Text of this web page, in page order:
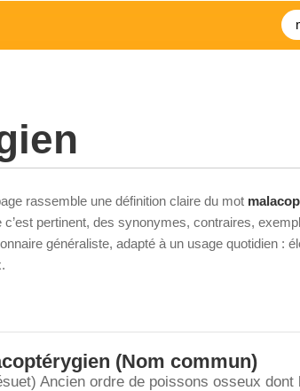
rassemble une définition claire du mot
c’est pertinent, des synonymes, contraires,
généraliste, adapté à un usage quotidien :
(Nom commun)
Ancien ordre de poissons osseux